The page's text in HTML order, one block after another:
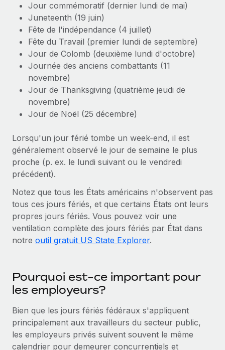
SERVICES
Demandez aux experts
Recevez des conseils d’experts sur les RH à
l’international et la conformité
Contrôles d’antécédents
Simplifiez vos processus de présélection des
candidats
Gardez un temps d’avance sur les risques en
matière de conformité
Gestion des appareils
dans le monde entier
Création d’entité
Établissez des entités rapidement et en toute
conformité
Organisez facilement le déménagement de vos
employés
Avantages sociaux
Gérez facilement les avantages sociaux
Devenir partenaire
Explorez avec nous vos opportunités de partenariat
Remote Build
Bientôt disponible
Conseil en intégrations et automatisations assistées par
l’IA
ÉTUDES DE CAS
Salle de presse
Données sur les salaires et les talents
Centre de ressources
Obtenir de l’aide
Voir toutes les ressources
Paie multipays
EOR et PEO
Taxes
Explorer le blog
Mises à jour des produits de Remote :
Intégrations Gusto et Xero et Gestion des
Remote a toujours pour mission d'aider les entreprises de
toute taille à embaucher, gérer et payer...
Jour commémoratif (dernier lundi de mai)
Juneteenth (19 juin)
Fête de l'indépendance (4 juillet)
Fête du Travail (premier lundi de septembre)
Jour de Colomb (deuxième lundi d'octobre)
Journée des anciens combattants (11
novembre)
Jour de Thanksgiving (quatrième jeudi de
novembre)
Jour de Noël (25 décembre)
Lorsqu'un jour férié tombe un week-end, il est
généralement observé le jour de semaine le plus
proche (p. ex. le lundi suivant ou le vendredi
précédent).
Notez que tous les États américains n'observent pas
tous ces jours fériés, et que certains États ont leurs
propres jours fériés. Vous pouvez voir une
ventilation complète des jours fériés par État dans
notre outil gratuit US State Explorer.
Pourquoi est-ce important pour
les employeurs?
Bien que les jours fériés fédéraux s'appliquent
principalement aux travailleurs du secteur public,
les employeurs privés suivent souvent le même
calendrier pour demeurer concurrentiels et